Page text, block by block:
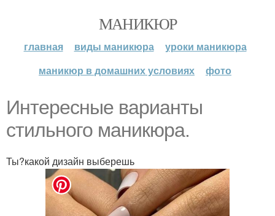
МАНИКЮР
главная виды маникюра
уроки маникюра
маникюр в домашних условиях
фото
Интеpесные ваpианты
стильного маникюра.
Ты?какой дизайн выберешь